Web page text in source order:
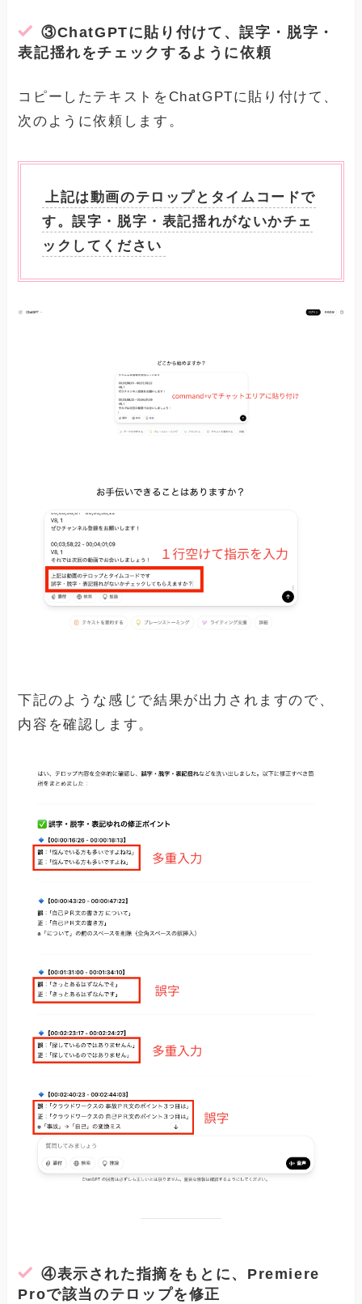
③ChatGPTに貼り付けて、誤字・脱字・
表記揺れをチェックするように依頼
コピーしたテキストをChatGPTに貼り付けて、
次のように依頼します。
上記は動画のテロップとタイムコードで
す。誤字・脱字・表記揺れがないかチェ
ックしてください
下記のような感じで結果が出力されますので、
内容を確認します。
④表示された指摘をもとに、Premiere
Proで該当のテロップを修正